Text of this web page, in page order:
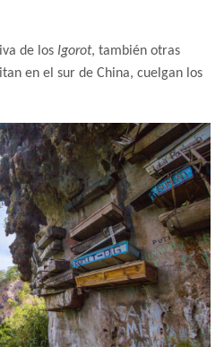
de los Igorot, también otras
en el sur de China, cuelgan los